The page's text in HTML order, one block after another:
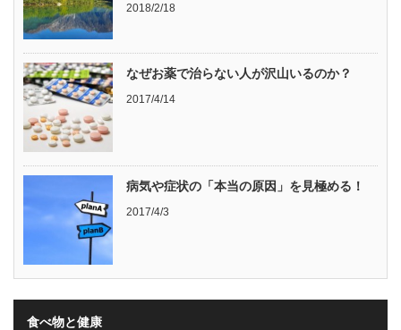
2018/2/18
なぜお薬で治らない人が沢山いるのか？
2017/4/14
病気や症状の「本当の原因」を見極める！
2017/4/3
食べ物と健康